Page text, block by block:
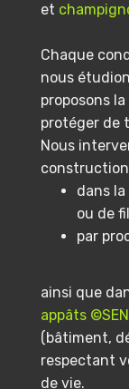
et
Chaque
nous
proposons
protéger de
Nous
dans
ou de
par
ainsi que
appâts
(bâtiment,
respectant
de vie.